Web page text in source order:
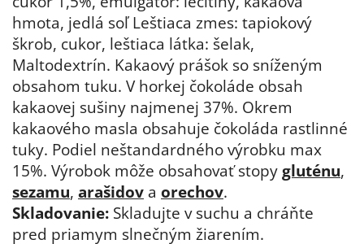
hmota, jedlá soľ Leštiaca zmes: tapiokový
škrob, cukor, leštiaca látka: šelak,
Maltodextrín. Kakaový prášok so sníženým
obsahom tuku. V horkej čokoláde obsah
kakaovej sušiny najmenej 37%. Okrem
kakaového masla obsahuje čokoláda rastlinné
tuky. Podiel neštandardného výrobku max
15%. Výrobok môže obsahovať stopy gluténu,
sezamu, arašidov a orechov.
Skladovanie: Skladujte v suchu a chráňte
pred priamym slnečným žiarením.